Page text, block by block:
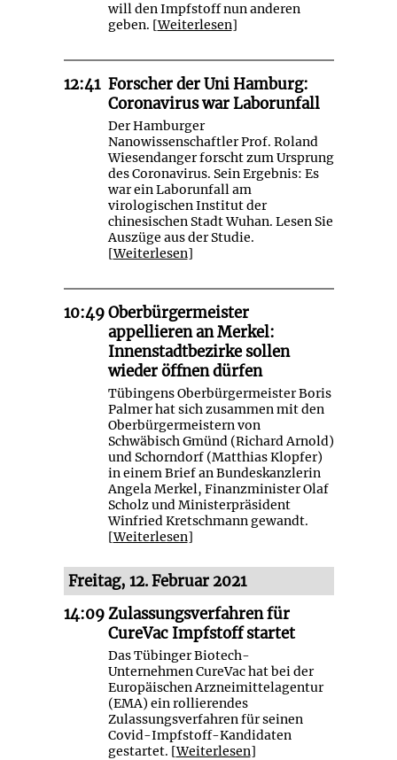
will den Impfstoff nun anderen
geben. [Weiterlesen]
12:41 Forscher der Uni Hamburg:
Coronavirus war Laborunfall
Der Hamburger
Nanowissenschaftler Prof. Roland
Wiesendanger forscht zum Ursprung
des Coronavirus. Sein Ergebnis: Es
war ein Laborunfall am
virologischen Institut der
chinesischen Stadt Wuhan. Lesen Sie
Auszüge aus der Studie.
[Weiterlesen]
10:49 Oberbürgermeister
appellieren an Merkel:
Innenstadtbezirke sollen
wieder öffnen dürfen
Tübingens Oberbürgermeister Boris
Palmer hat sich zusammen mit den
Oberbürgermeistern von
Schwäbisch Gmünd (Richard Arnold)
und Schorndorf (Matthias Klopfer)
in einem Brief an Bundeskanzlerin
Angela Merkel, Finanzminister Olaf
Scholz und Ministerpräsident
Winfried Kretschmann gewandt.
[Weiterlesen]
Freitag, 12. Februar 2021
14:09 Zulassungsverfahren für
CureVac Impfstoff startet
Das Tübinger Biotech-
Unternehmen CureVac hat bei der
Europäischen Arzneimittelagentur
(EMA) ein rollierendes
Zulassungsverfahren für seinen
Covid-Impfstoff-Kandidaten
gestartet. [Weiterlesen]